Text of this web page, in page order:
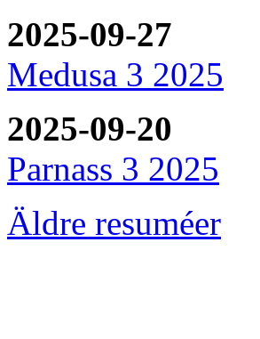
2025-09-27
Medusa 3 2025
2025-09-20
Parnass 3 2025
Äldre resuméer